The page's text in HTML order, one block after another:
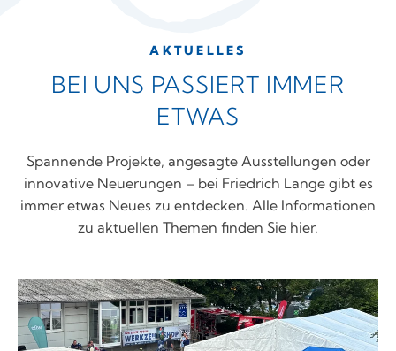
AKTUELLES
BEI UNS PASSIERT IMMER
ETWAS
Spannende Projekte, angesagte Ausstellungen oder
innovative Neuerungen – bei Friedrich Lange gibt es
immer etwas Neues zu entdecken. Alle Informationen
zu aktuellen Themen finden Sie hier.